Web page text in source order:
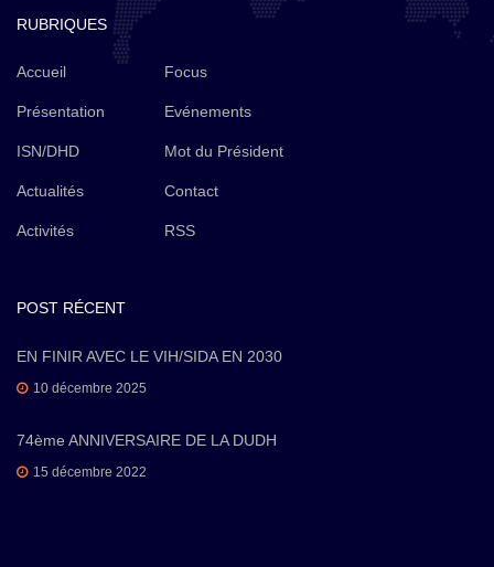
RUBRIQUES
Accueil
Présentation
ISN/DHD
Actualités
Activités
Focus
Evénements
Mot du Président
Contact
RSS
POST RÉCENT
EN FINIR AVEC LE VIH/SIDA EN 2030
10 décembre 2025
74ème ANNIVERSAIRE DE LA DUDH
15 décembre 2022